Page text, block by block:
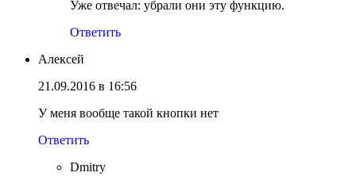
Уже отвечал: убрали они эту функцию.
Ответить
Алексей
21.09.2016 в 16:56
У меня вообще такой кнопки нет
Ответить
Dmitry